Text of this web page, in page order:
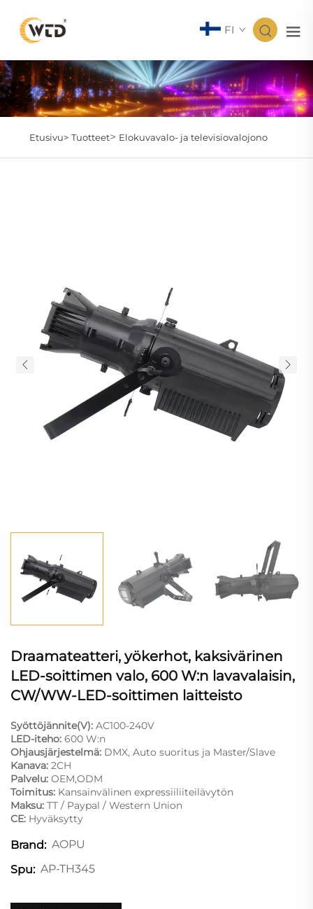
FI
Etusivu> Tuotteet> Elokuvavalo- ja televisiovalojono
Draamateatteri, yökerhot, kaksivärinen
LED-soittimen valo, 600 W:n lavavalaisin,
CW/WW-LED-soittimen laitteisto
Syöttöjännite(V): AC100-240V
LED-iteho: 600 W:n
Ohjausjärjestelmä: DMX, Auto suoritus ja Master/Slave
Kanava: 2CH
Palvelu: OEM,ODM
Toimitus: Kansainvälinen expressiiliiteilävytön
Maksu: TT / Paypal / Western Union
CE: Hyväksytty
Brand: AOPU
Spu: AP-TH345